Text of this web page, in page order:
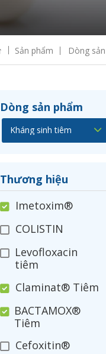
Sản phẩm Dòng
Dòng sản phẩm
Thương hiệu
Imetoxim®
COLISTIN
Levofloxacin
tiêm
Claminat® Tiêm
BACTAMOX®
Tiêm
Cefoxitin®